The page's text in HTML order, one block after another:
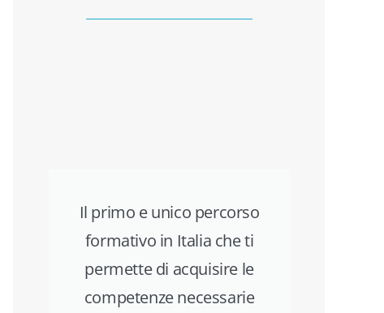
Il primo e unico percorso
formativo in Italia che ti
permette di acquisire le
competenze necessarie